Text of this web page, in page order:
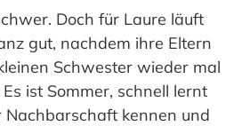
Doch für Laure läuft
gut, nachdem ihre Eltern
Schwester wieder mal
ist Sommer, schnell lernt
Nachbarschaft kennen und